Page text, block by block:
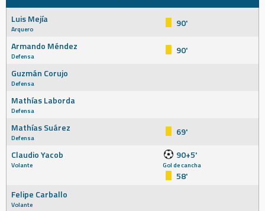
Luis Mejía
Arquero
90'
Armando Méndez
Defensa
90'
Guzmán Corujo
Defensa
Mathías Laborda
Defensa
Mathías Suárez
Defensa
69'
Claudio Yacob
Volante
90+5'
Gol de cancha
58'
Felipe Carballo
Volante